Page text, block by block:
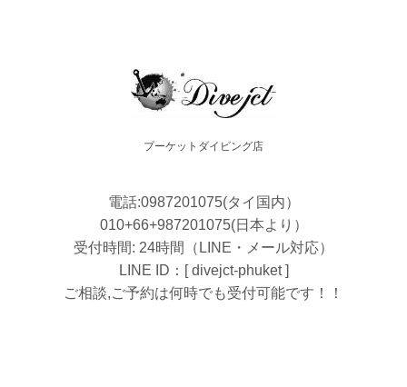
プーケットダイビング店
電話:0987201075(タイ国内）
010+66+987201075(日本より）
受付時間: 24時間（LINE・メール対応）
LINE ID：[ divejct-phuket ]
ご相談,ご予約は何時でも受付可能です！！